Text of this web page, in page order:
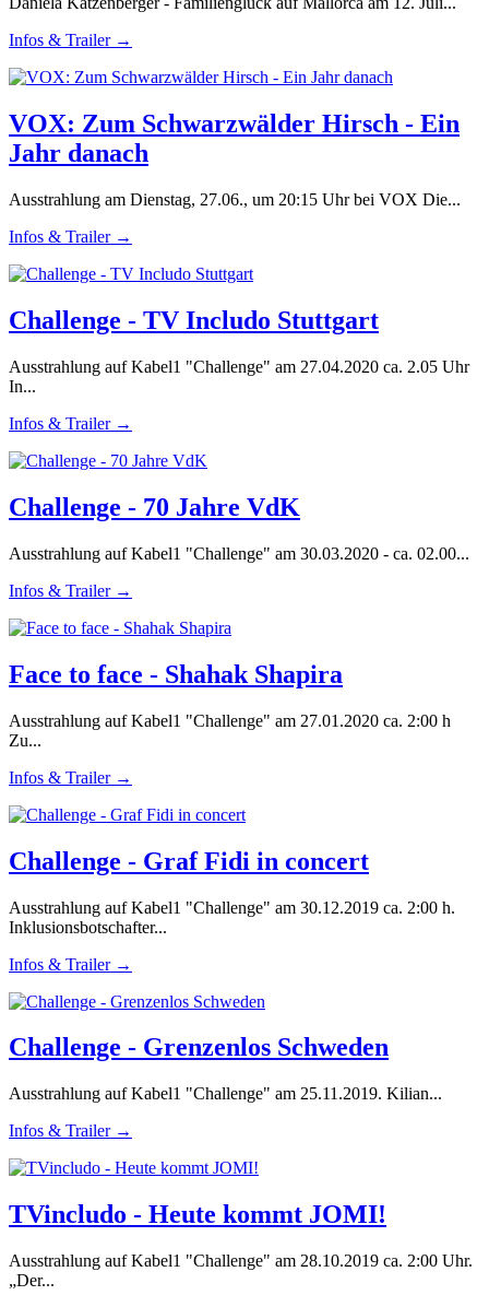
Infos & Trailer →
VOX: Zum Schwarzwälder Hirsch - Ein
Jahr danach
Ausstrahlung am Dienstag, 27.06., um 20:15 Uhr bei VOX Die...
Infos & Trailer →
Challenge - TV Includo Stuttgart
Ausstrahlung auf Kabel1 "Challenge" am 27.04.2020 ca. 2.05 Uhr
In...
Infos & Trailer →
Challenge - 70 Jahre VdK
Ausstrahlung auf Kabel1 "Challenge" am 30.03.2020 - ca. 02.00...
Infos & Trailer →
Face to face - Shahak Shapira
Ausstrahlung auf Kabel1 "Challenge" am 27.01.2020 ca. 2:00 h
Zu...
Infos & Trailer →
Challenge - Graf Fidi in concert
Ausstrahlung auf Kabel1 "Challenge" am 30.12.2019 ca. 2:00 h.
Inklusionsbotschafter...
Infos & Trailer →
Challenge - Grenzenlos Schweden
Ausstrahlung auf Kabel1 "Challenge" am 25.11.2019. Kilian...
Infos & Trailer →
TVincludo - Heute kommt JOMI!
Ausstrahlung auf Kabel1 "Challenge" am 28.10.2019 ca. 2:00 Uhr.
„Der...